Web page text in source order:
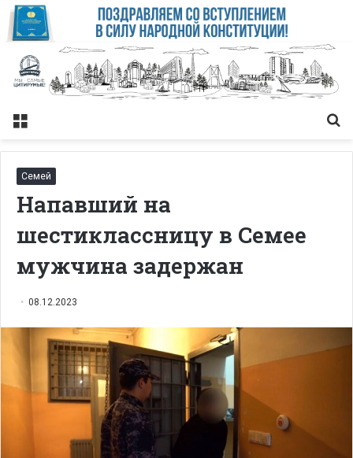
Меню
Семей
Напавший на
шестиклассницу в Семее
мужчина задержан
08.12.2023